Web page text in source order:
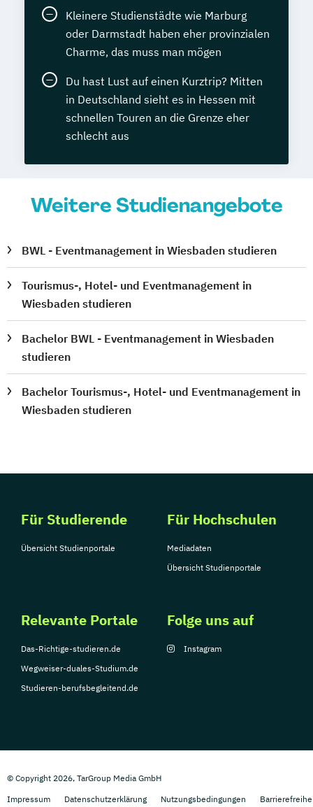
Kleinere Studienstädte wie Marburg
oder Darmstadt haben eher provinzialen
Charme, das muss man mögen
Du hast Lust auf einen Kurztrip? Mitten
in Deutschland sieht es in Hessen mit
schnellen Touren an die Grenze eher
schlecht aus
Weitere Studienangebote
BWL - Eventmanagement in Wiesbaden studieren
Tourismus-, Hotel- und Eventmanagement in
Wiesbaden studieren
Bachelor BWL - Eventmanagement in Wiesbaden
studieren
Bachelor Tourismus-, Hotel- und Eventmanagement in
Wiesbaden studieren
Für Studierende
Übersicht Studienportale
Für Hochschulen
Mediadaten
Übersicht Studienportale
Relevante Portale
Das-Richtige-studieren.de
Wegweiser-duales-Studium.de
Studieren-berufsbegleitend.de
Folge uns auf
Instagram
© Copyright 2026, TarGroup Media GmbH
Impressum
Datenschutzerklärung Nutzungsbedingungen